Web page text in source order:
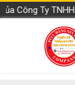
Ty TNHH Cơ